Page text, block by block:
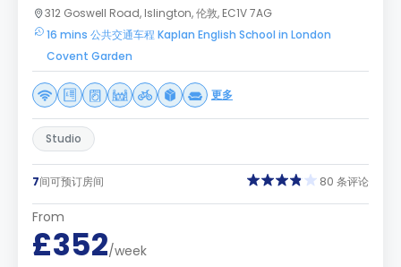
312 Goswell Road, Islington, 伦敦, EC1V 7AG
16 mins 公共交通车程 Kaplan English School in London
Covent Garden
更多
Studio
7间可预订房间 80 条评论
From
£352/week